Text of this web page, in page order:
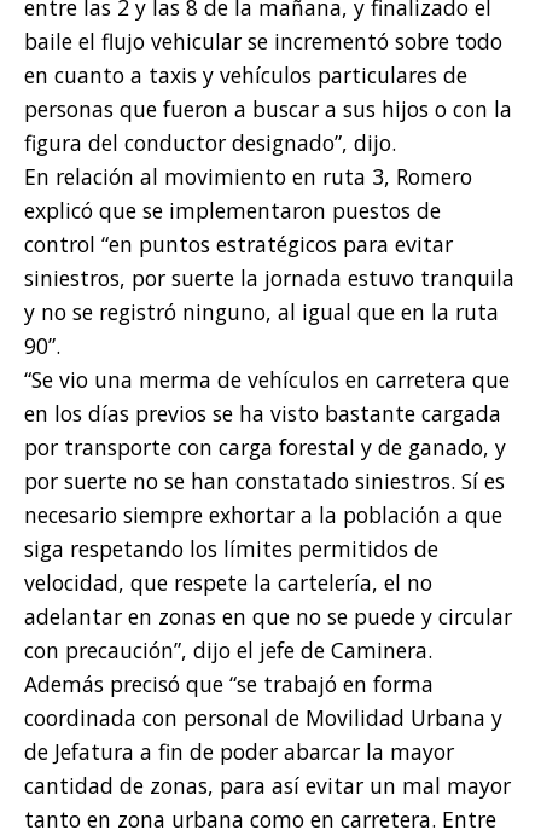
entre las 2 y las 8 de la mañana, y finalizado el
baile el flujo vehicular se incrementó sobre todo
en cuanto a taxis y vehículos particulares de
personas que fueron a buscar a sus hijos o con la
figura del conductor designado”, dijo.
En relación al movimiento en ruta 3, Romero
explicó que se implementaron puestos de
control “en puntos estratégicos para evitar
siniestros, por suerte la jornada estuvo tranquila
y no se registró ninguno, al igual que en la ruta
90”.
“Se vio una merma de vehículos en carretera que
en los días previos se ha visto bastante cargada
por transporte con carga forestal y de ganado, y
por suerte no se han constatado siniestros. Sí es
necesario siempre exhortar a la población a que
siga respetando los límites permitidos de
velocidad, que respete la cartelería, el no
adelantar en zonas en que no se puede y circular
con precaución”, dijo el jefe de Caminera.
Además precisó que “se trabajó en forma
coordinada con personal de Movilidad Urbana y
de Jefatura a fin de poder abarcar la mayor
cantidad de zonas, para así evitar un mal mayor
tanto en zona urbana como en carretera. Entre